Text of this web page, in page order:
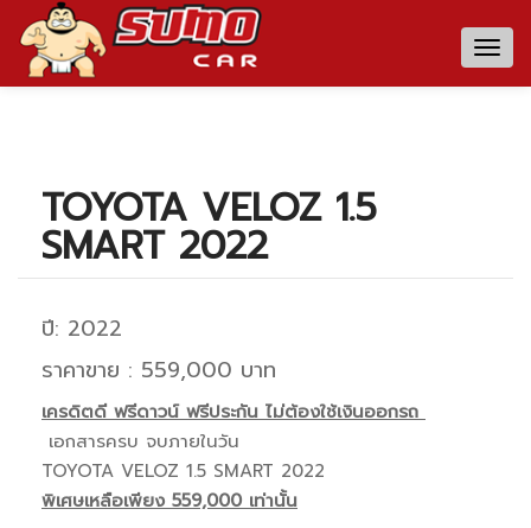
TOYOTA VELOZ 1.5
SMART 2022
ปี: 2022
ราคาขาย : 559,000 บาท
เครดิตดี ฟรีดาวน์ ฟรีประกัน ไม่ต้องใช้เงินออกรถ
เอกสารครบ จบภายในวัน
TOYOTA VELOZ 1.5 SMART 2022
พิเศษเหลือเพียง 559,000 เท่านั้น